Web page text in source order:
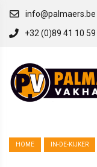
info@palmaers.be
+32 (0)89 41 10 59
HOME IN-DE-KIJKER